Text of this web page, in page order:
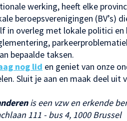
werking, heeft elke
beroepsverenigingen (BV’s)
in overleg met lokale politici en
bepaalde taksen.
nog lid en geniet van onze
Sluit je aan en maak deel
is een vzw en erkende
111 - bus 4, 1000 Brussel